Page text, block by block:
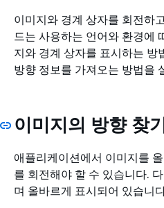
이미지와 경계 상자를 회전하
드는 사용하는 언어와 환경에
지와 경계 상자를 표시하는 방
방향 정보를 가져오는 방법을
이미지의 방향 찾
애플리케이션에서 이미지를
를 회전해야 할 수 있습니다.
며 올바르게 표시되어 있습니